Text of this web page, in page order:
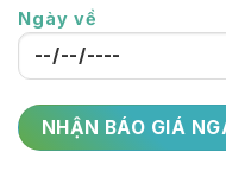
Ngày về